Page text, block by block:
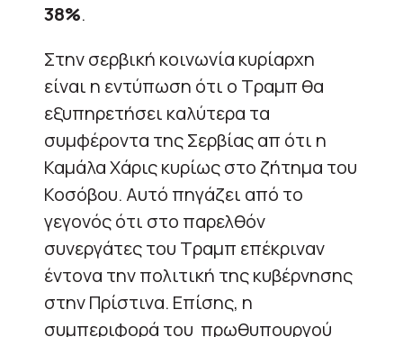
38%.
Στην σερβική κοινωνία κυρίαρχη
είναι η εντύπωση ότι ο Τραμπ θα
εξυπηρετήσει καλύτερα τα
συμφέροντα της Σερβίας απ ότι η
Καμάλα Χάρις κυρίως στο ζήτημα του
Κοσόβου. Αυτό πηγάζει από το
γεγονός ότι στο παρελθόν
συνεργάτες του Τραμπ επέκριναν
έντονα την πολιτική της κυβέρνησης
στην Πρίστινα. Επίσης, η
συμπεριφορά του πρωθυπουργού